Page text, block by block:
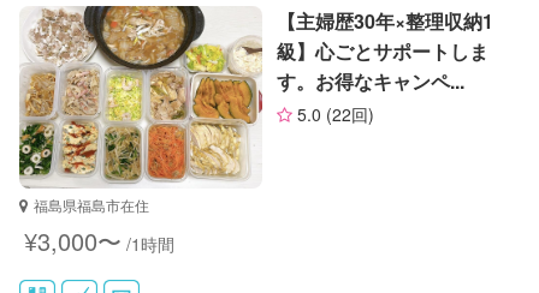
特徴 料金 レビュー
サポートの特徴
資格 なし
対応可能/特徴
【主婦歴30年×整理収納1
級】心ごとサポートしま
す。お得なキャンペ...
5.0 (22回)
福島県福島市在住
¥3,000〜 /1時間